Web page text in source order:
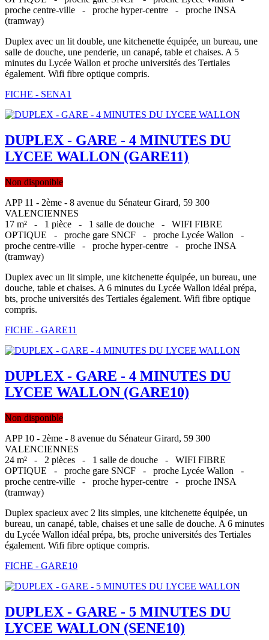
proche centre-ville - proche hyper-centre - proche INSA
(tramway)
Duplex avec un lit double, une kitchenette équipée, un bureau, une
salle de douche, une penderie, un canapé, table et chaises. A 5
minutes du Lycée Wallon et proche universités des Tertiales
également. Wifi fibre optique compris.
FICHE - SENA1
DUPLEX - GARE - 4 MINUTES DU
LYCEE WALLON (GARE11)
Non disponible
APP 11 - 2ème - 8 avenue du Sénateur Girard, 59 300
VALENCIENNES
17 m² - 1 pièce - 1 salle de douche - WIFI FIBRE
OPTIQUE - proche gare SNCF - proche Lycée Wallon -
proche centre-ville - proche hyper-centre - proche INSA
(tramway)
Duplex avec un lit simple, une kitchenette équipée, un bureau, une
douche, table et chaises. A 6 minutes du Lycée Wallon idéal prépa,
bts, proche universités des Tertiales également. Wifi fibre optique
compris.
FICHE - GARE11
DUPLEX - GARE - 4 MINUTES DU
LYCEE WALLON (GARE10)
Non disponible
APP 10 - 2ème - 8 avenue du Sénateur Girard, 59 300
VALENCIENNES
24 m² - 2 pièces - 1 salle de douche - WIFI FIBRE
OPTIQUE - proche gare SNCF - proche Lycée Wallon -
proche centre-ville - proche hyper-centre - proche INSA
(tramway)
Duplex spacieux avec 2 lits simples, une kitchenette équipée, un
bureau, un canapé, table, chaises et une salle de douche. A 6 minutes
du Lycée Wallon idéal prépa, bts, proche universités des Tertiales
également. Wifi fibre optique compris.
FICHE - GARE10
DUPLEX - GARE - 5 MINUTES DU
LYCEE WALLON (SENE10)